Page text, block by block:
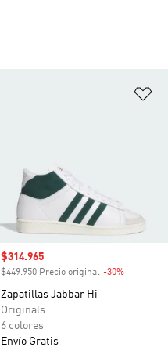
Precio de venta
$314.965
$449.950 Precio original -30%
Zapatillas Jabbar Hi
Originals
6 colores
Envío Gratis